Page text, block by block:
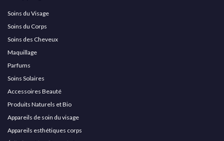
Soins du Visage
Soins du Corps
Soins des Cheveux
Maquillage
Parfums
Soins Solaires
Accessoires Beauté
Produits Naturels et Bio
Appareils de soin du visage
Appareils esthétiques corps